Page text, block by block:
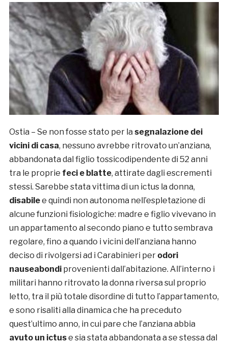
Ostia – Se non fosse stato per la segnalazione dei
vicini di casa, nessuno avrebbe ritrovato un’anziana,
abbandonata dal figlio tossicodipendente di 52 anni
tra le proprie feci e blatte, attirate dagli escrementi
stessi. Sarebbe stata vittima di un ictus la donna,
disabilee quindi non autonoma nell’espletazione di
alcune funzioni fisiologiche: madre e figlio vivevano in
un appartamento al secondo piano e tutto sembrava
regolare, fino a quando i vicini dell’anziana hanno
deciso di rivolgersi ad i Carabinieri per odori
nauseabondiprovenienti dall’abitazione. All’interno i
militari hanno ritrovato la donna riversa sul proprio
letto, tra il più totale disordine di tutto l’appartamento,
e sono risaliti alla dinamica che ha preceduto
quest’ultimo anno, in cui pare che l’anziana abbia
avuto un ictuse sia stata abbandonata a se stessa dal